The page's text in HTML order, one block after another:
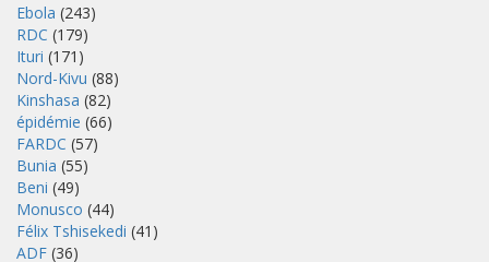
Ebola (243)
RDC (179)
Ituri (171)
Nord-Kivu (88)
Kinshasa (82)
épidémie (66)
FARDC (57)
Bunia (55)
Beni (49)
Monusco (44)
Félix Tshisekedi (41)
ADF (36)